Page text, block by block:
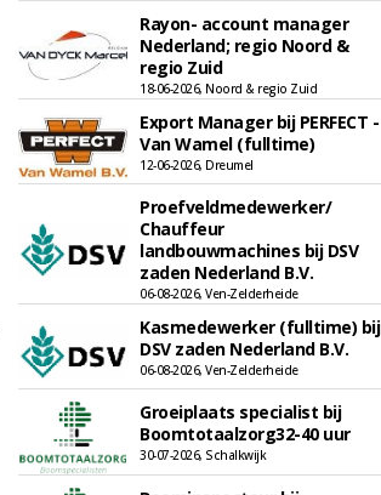
Rayon- account manager
Nederland; regio Noord &
regio Zuid
18-06-2026, Noord & regio Zuid
Export Manager bij PERFECT -
Van Wamel (fulltime)
12-06-2026, Dreumel
Proefveldmedewerker/
Chauffeur
landbouwmachines bij DSV
zaden Nederland B.V.
06-08-2026, Ven-Zelderheide
Kasmedewerker (fulltime) bij
DSV zaden Nederland B.V.
06-08-2026, Ven-Zelderheide
Groeiplaats specialist bij
Boomtotaalzorg32-40 uur
30-07-2026, Schalkwijk